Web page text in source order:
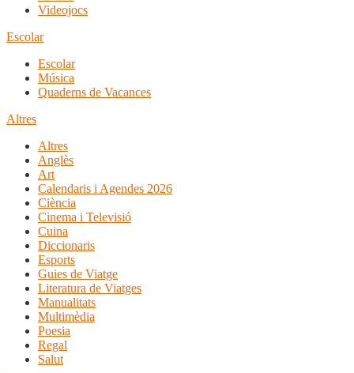
Videojocs
Escolar
Escolar
Música
Quaderns de Vacances
Altres
Altres
Anglès
Art
Calendaris i Agendes 2026
Ciència
Cinema i Televisió
Cuina
Diccionaris
Esports
Guies de Viatge
Literatura de Viatges
Manualitats
Multimèdia
Poesia
Regal
Salut